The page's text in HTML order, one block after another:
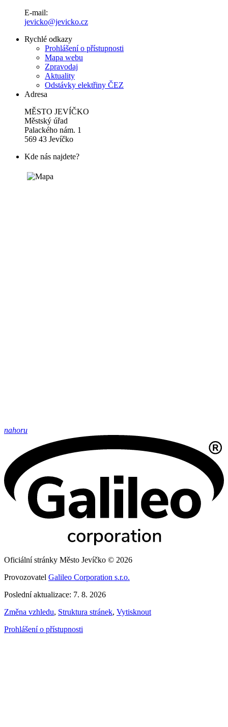
E-mail:
jevicko@jevicko.cz
Rychlé odkazy
Prohlášení o přístupnosti
Mapa webu
Zpravodaj
Aktuality
Odstávky elektřiny ČEZ
Adresa
MĚSTO JEVÍČKO
Městský úřad
Palackého nám. 1
569 43 Jevíčko
Kde nás najdete?
nahoru
Oficiální stránky Město Jevíčko © 2026
Provozovatel Galileo Corporation s.r.o.
Poslední aktualizace: 7. 8. 2026
Změna vzhledu, Struktura stránek, Vytisknout
Prohlášení o přístupnosti